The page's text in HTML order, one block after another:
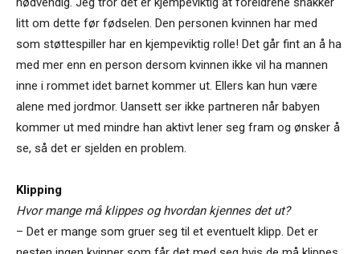
litt om dette før fødselen. Den personen kvinnen har med
som støttespiller har en kjempeviktig rolle! Det går fint an å ha
med mer enn en person dersom kvinnen ikke vil ha mannen
inne i rommet idet barnet kommer ut. Ellers kan hun være
alene med jordmor. Uansett ser ikke partneren når babyen
kommer ut med mindre han aktivt lener seg fram og ønsker å
se, så det er sjelden en problem.
Klipping
Hvor mange må klippes og hvordan kjennes det ut?
– Det er mange som gruer seg til et eventuelt klipp. Det er